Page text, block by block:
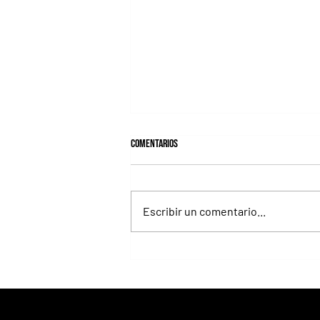
Comentarios
Escribir un comentario...